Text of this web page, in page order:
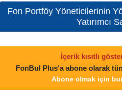
Fon Portföy Yöneticilerinin
Yatırımcı
İçerik kısıtlı
FonBul Plus'a abone olarak
Abone olmak için